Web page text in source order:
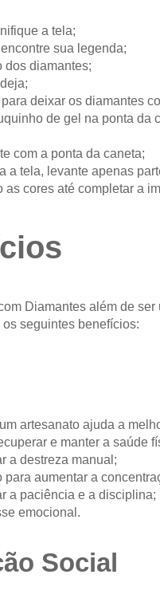
a tela;
sua legenda;
dos diamantes;
deixar os diamantes
de gel na ponta da
com a ponta da caneta;
a tela, levante apenas
as cores até completar a
Diamantes além de
seguintes benefícios:
artesanato ajuda a
e manter a saúde
a destreza manual;
para aumentar a
a paciência e a disciplina;
emocional.
Social